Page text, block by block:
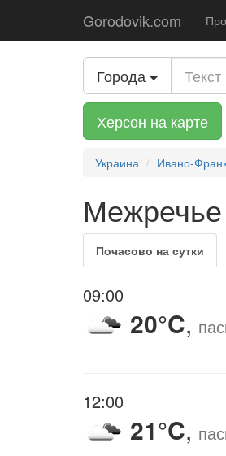
Gorodovik.com
Города
Херсон на карте
Украина Ивано-
Межречье
Почасово на сутки
09:00
20°C,
12:00
21°C,